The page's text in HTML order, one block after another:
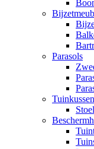
Parasols